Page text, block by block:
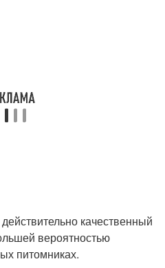
качественный
вероятностью
питомниках.